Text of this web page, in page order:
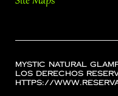
Mystic Natural
los Derechos
https://